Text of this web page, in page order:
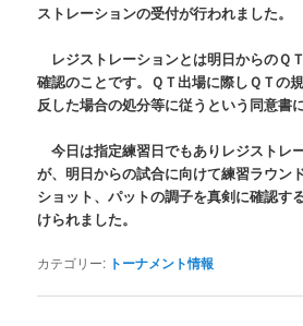
ストレーションの受付が行われました。
レジストレーションとは明日からのＱ
確認のことです。ＱＴ出場に際しＱＴの
反した場合の処分等に従うという同意書
今日は指定練習日でもありレジストレ
が、明日からの試合に向けて練習ラウン
ショット、パットの調子を真剣に確認す
けられました。
カテゴリー: トーナメント情報